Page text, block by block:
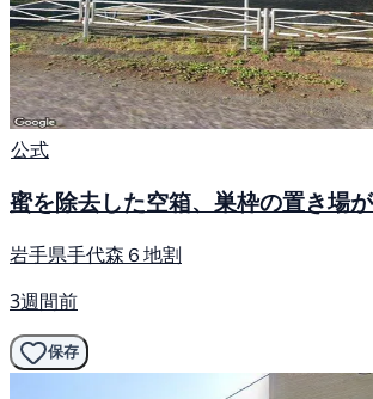
公式
蜜を除去した空箱、巣枠の置き場が
岩手県手代森６地割
3週間前
保存